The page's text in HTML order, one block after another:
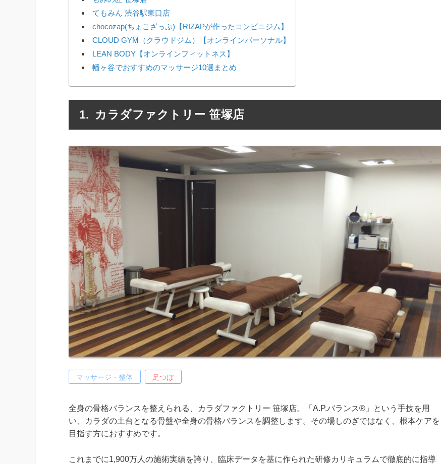
てもみん 渋谷駅東口店
chocozap(ちょこざっぷ)【RIZAPが作ったコンビニジム】
CLOUD GYM（クラウドジム）【オンラインパーソナル】
LEAN BODY【オンラインフィットネス】
幡ヶ谷でおすすめのマッサージ10選まとめ
カラダファクトリー 笹塚店
マッサージ・整体 足つぼ
全身の骨格バランスを整えられる、カラダファクトリー 笹塚店。「A.P.バランス®」という手技を用
い、カラダの土台となる骨盤や全身の骨格バランスを調整します。その場しのぎではなく、根本ケアを
目指す方におすすめです。
これまでに1,900万人の施術実績を誇り、臨床データを基に作られた研修カリキュラムで徹底的に指導